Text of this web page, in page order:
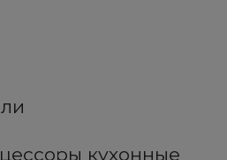
кухонные